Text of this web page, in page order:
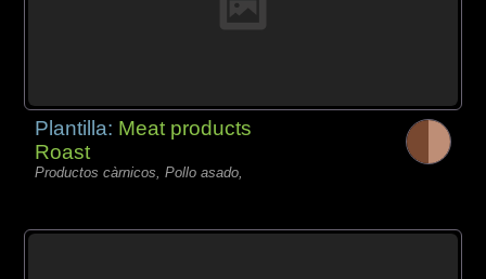
Plantilla: Meat products
Roast
Productos càrnicos, Pollo asado,